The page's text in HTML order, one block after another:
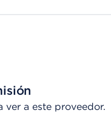
ver a este proveedor.